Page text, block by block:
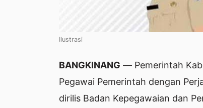
Ilustrasi
BANGKINANG — Pemerintah
Pegawai Pemerintah dengan
dirilis Badan Kepegawaian dan